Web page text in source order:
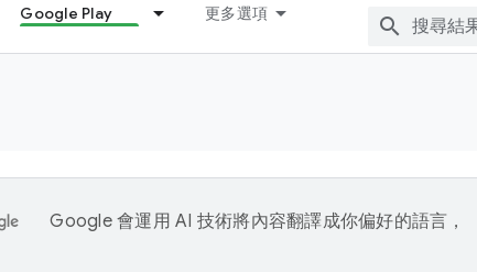
Google Play 更多選項
Google 會運用 AI 技術將內容翻譯成你偏好的語言，